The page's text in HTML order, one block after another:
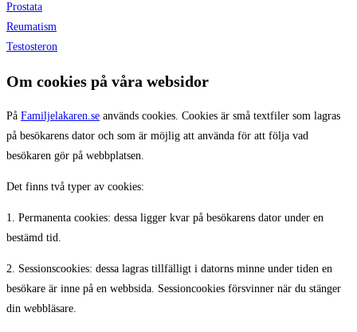
Prostata
Reumatism
Testosteron
Om cookies på våra websidor
På Familjelakaren.se används cookies. Cookies är små textfiler som lagras
på besökarens dator och som är möjlig att använda för att följa vad
besökaren gör på webbplatsen.
Det finns två typer av cookies:
1. Permanenta cookies: dessa ligger kvar på besökarens dator under en
bestämd tid.
2. Sessionscookies: dessa lagras tillfälligt i datorns minne under tiden en
besökare är inne på en webbsida. Sessioncookies försvinner när du stänger
din webbläsare.